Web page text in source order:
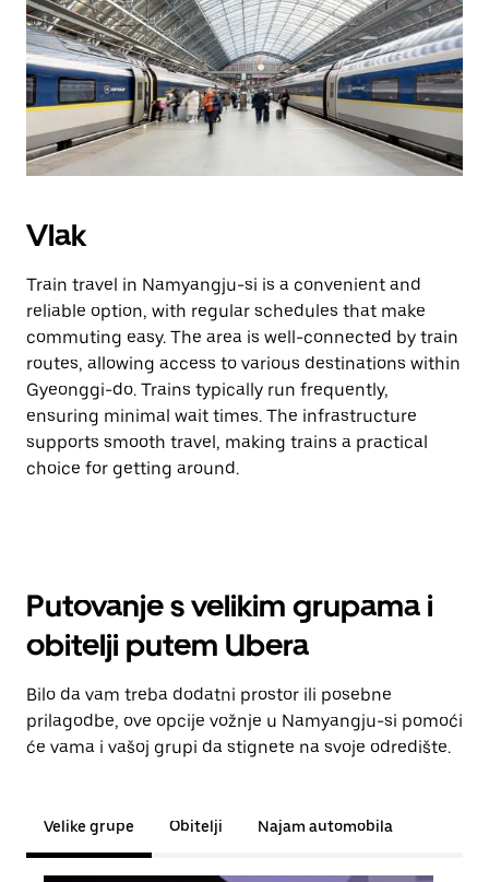
Vlak
Train travel in Namyangju-si is a convenient and
reliable option, with regular schedules that make
commuting easy. The area is well-connected by train
routes, allowing access to various destinations within
Gyeonggi-do. Trains typically run frequently,
ensuring minimal wait times. The infrastructure
supports smooth travel, making trains a practical
choice for getting around.
Putovanje s velikim grupama i
obitelji putem Ubera
Bilo da vam treba dodatni prostor ili posebne
prilagodbe, ove opcije vožnje u Namyangju-si pomoći
će vama i vašoj grupi da stignete na svoje odredište.
Velike grupe Obitelji Najam automobila